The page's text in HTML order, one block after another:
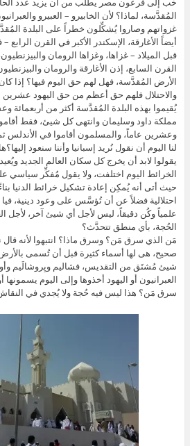
المُقدَّسة، لماذا؟ لأن الخابيرو – العبيرو
غزواتهم وصاروا يُشكِّلون خطراً على البلدة
أيضاً الأغارقة، الإسكندر الأكبر في القرن
قبل الميلاد – غزاها، وغزاها الرومان
القرن السابع، إذن الأغارقة والرومان
الأرض المُقدَّسة، فهل لهم حق اليوم فيها؟ إذا
والاحتلال فلهم حق أعظم من حق اليهود عشرين
يُقيموا بهذه البلدة المُقدَّسة أكثر من أربعمائة
مملكة داود وسليمان وانتهى كل شيئ، فقط
وعشرين عاماً، والمسلمون أقاموا في الأندلس
لنا اليوم أن نقول نُريد إسبانيا وأننا سنعود
يقولوا لابد أن يخرج كل سكان العالم الجديد
الخرائط اليوم اختلفت، ولا يقول مُفكِّر سياسي
حيث أتى أنه يُمكِن إعادة تشكيل خرائط الدنيا
احتلالية فضلاً عن أن تُؤسَّس على وعود دينية،
علمياً وكُن دقيقاً، ليس لأجل أي شيئ آخر، لأجل
الحُجة، بأي منطق تتحدَّث؟
مَن الذي سرق مَن؟ وسرق ماذا؟ انتبهوا لأنه قال
صحيح، هى لها أسماء كثيرة قبل أن تُسمى
شيئ مُشتَق من التقديس، فشاليم ويِروشالَيم
العبرانيون أو اليهود أخذوها وإلى اليوم
سرق مَن؟ هذا ليس فيه حُجة ولا يُجدي في